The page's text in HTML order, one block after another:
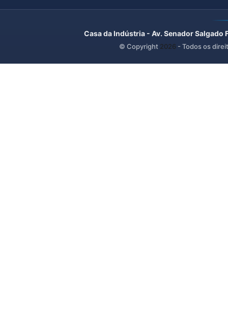
Casa da Indústria - Av. Senador
© Copyright 2026 - Todos os